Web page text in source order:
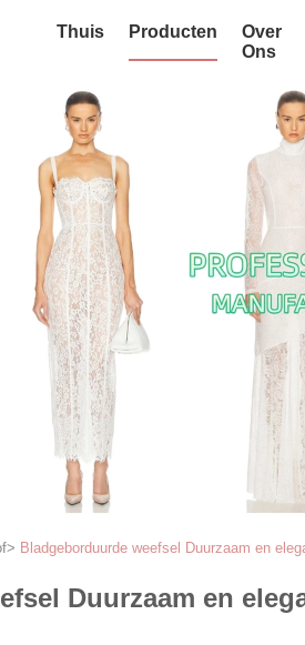
Thuis Producten
Over
Ons
> Bladgeborduurde weefsel Duurzaam en
Duurzaam en